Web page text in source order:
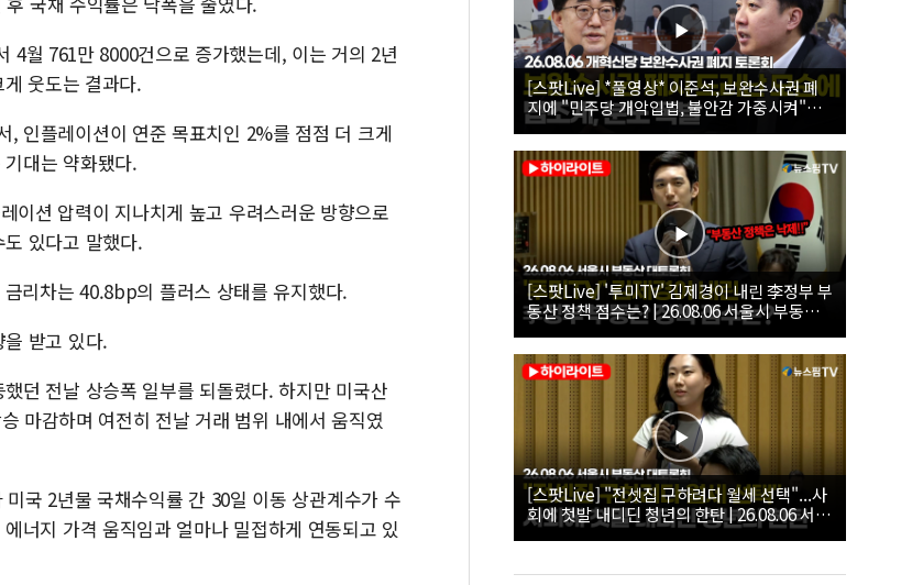
4월 761만 8000건으로 증가했는데, 이는 거의 2년
웃도는 결과다.
, 인플레이션이 연준 목표치인 2%를 점점 더 크게
대는 약화됐다.
이션 압력이 지나치게 높고 우려스러운 방향으로
있다고 말했다.
리차는 40.8bp의 플러스 상태를 유지했다.
받고 있다.
던 전날 상승폭 일부를 되돌렸다. 하지만 미국산
마감하며 여전히 전날 거래 범위 내에서 움직였
국 2년물 국채수익률 간 30일 이동 상관계수가 수
너지 가격 움직임과 얼마나 밀접하게 연동되고 있
[스팟Live] *풀영상* 이준석, 보완수사권 폐
지에 "민주당 개악입법, 불안감 가중시켜"｜
26.08.06 개혁신당 보완수사권 폐지 토론회
[스팟Live] '투미TV' 김제경이 내린 李정부 부
동산 정책 점수는? | 26.08.06 서울시 부동산
대토론회
[스팟Live] "전셋집 구하려다 월세 선택"...사
회에 첫발 내디딘 청년의 한탄 | 26.08.06 서울
시 부동산 대토론회